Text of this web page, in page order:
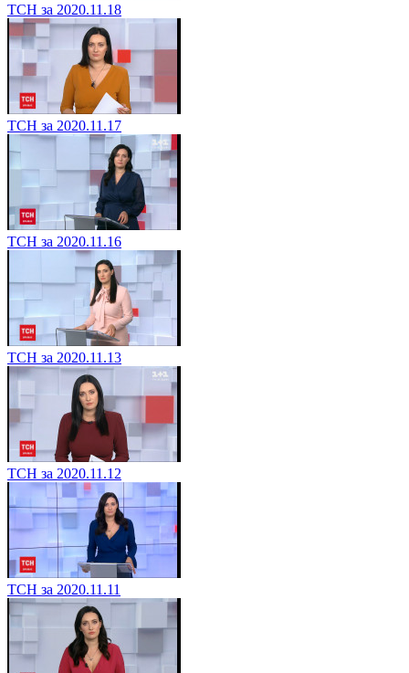
ТСН за 2020.11.18
ТСН за 2020.11.17
ТСН за 2020.11.16
ТСН за 2020.11.13
ТСН за 2020.11.12
ТСН за 2020.11.11